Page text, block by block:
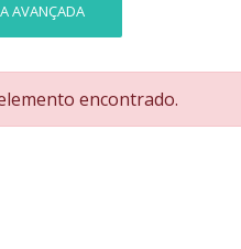
AVANÇADA
encontrado.